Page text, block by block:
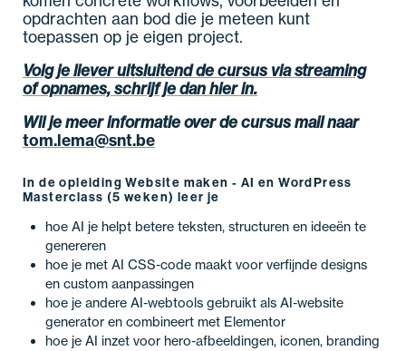
opdrachten aan bod die je meteen kunt
toepassen op je eigen project.
Volg je liever uitsluitend de cursus via streaming
of opnames, schrijf je dan hier in.
Wil je meer informatie over de cursus mail naar
tom.lema@snt.be
In de opleiding Website maken - AI en WordPress
Masterclass (5 weken) leer je
hoe AI je helpt betere teksten, structuren en ideeën te
genereren
hoe je met AI CSS-code maakt voor verfijnde designs
en custom aanpassingen
hoe je andere AI-webtools gebruikt als AI-website
generator en combineert met Elementor
hoe je AI inzet voor hero-afbeeldingen, iconen, branding